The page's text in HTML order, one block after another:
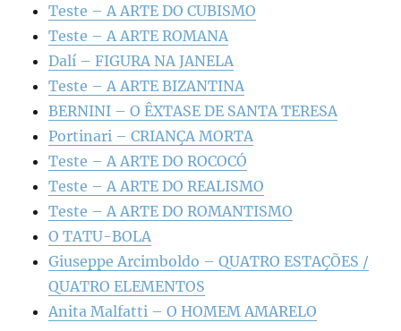
Teste – A ARTE DO CUBISMO
Teste – A ARTE ROMANA
Dalí – FIGURA NA JANELA
Teste – A ARTE BIZANTINA
BERNINI – O ÊXTASE DE SANTA TERESA
Portinari – CRIANÇA MORTA
Teste – A ARTE DO ROCOCÓ
Teste – A ARTE DO REALISMO
Teste – A ARTE DO ROMANTISMO
O TATU-BOLA
Giuseppe Arcimboldo – QUATRO ESTAÇÕES /
QUATRO ELEMENTOS
Anita Malfatti – O HOMEM AMARELO